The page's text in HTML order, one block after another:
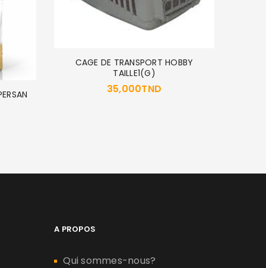
CAGE DE TRANSPORT HOBBY
TAILLE1(G)
35,000TND
A PROPOS
Qui sommes-nous?